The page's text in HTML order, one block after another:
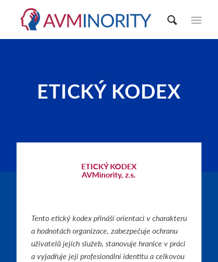
ETICKÝ KODEX
ETICKÝ KODEX
AVMinority, z.s.
Tento etický kodex přináší orientaci v charakteru
a hodnotách organizace, zabezpečuje ochranu
uživatelů jejích služeb, stanovuje hranice v práci
a vyjadřuje její profesionální identitu a celkovou